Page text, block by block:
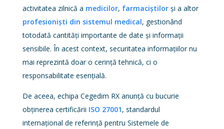
activitatea zilnică a medicilor, farmaciștilorși a altor
profesioniști din sistemul medical, gestionând
totodată cantități importante de date și informații
sensibile. În acest context, securitatea informațiilor nu
mai reprezintă doar o cerință tehnică, ci o
responsabilitate esențială.
De aceea, echipa Cegedim RX anunță cu bucurie
obținerea certificării ISO 27001, standardul
internațional de referință pentru Sistemele de